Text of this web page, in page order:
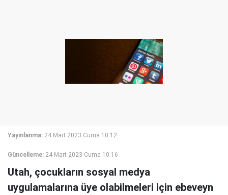
Yayınlanma: 24 Mart 2023 Cuma 10:12
Güncelleme: 24 Mart 2023 Cuma 10:16
Utah, çocukların sosyal medya
uygulamalarına üye olabilmeleri için ebeveyn